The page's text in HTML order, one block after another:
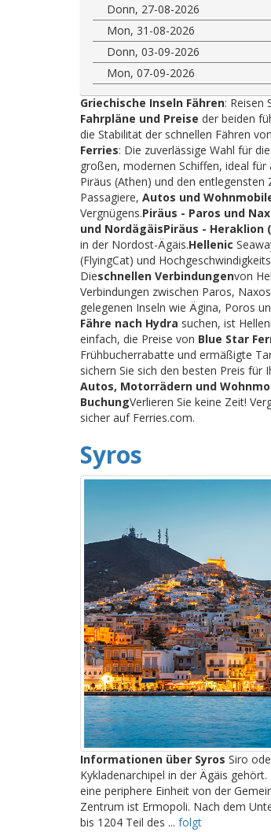
Donn, 27-08-2026
Mon, 31-08-2026
Donn, 03-09-2026
Mon, 07-09-2026
Griechische Inseln Fähren: Reisen
Fahrpläne und Preise der beiden
die Stabilität der schnellen Fähren
Ferries: Die zuverlässige Wahl für
großen, modernen Schiffen, ideal
Piräus (Athen) und den entlegensten
Passagiere, Autos und
Vergnügens.Piräus - Paros und
und NordägäisPiräus - Heraklion
in der Nordost-Ägäis.Hellenic
(FlyingCat) und
Dieschnellen Verbindungenvon
Verbindungen zwischen Paros,
gelegenen Inseln wie Ägina, Poros
Fähre nach Hydra suchen, ist
einfach, die Preise von Blue Star
Frühbucherrabatte und ermäßigte
sichern Sie sich den besten Preis
Autos, Motorrädern und
BuchungVerlieren Sie keine Zeit!
sicher auf Ferries.com.
Syros
Informationen über Syros Siro
Kykladenarchipel in der Ägäis
eine periphere Einheit von der
Zentrum ist Ermopoli. Nach dem
bis 1204 Teil des ... folgt